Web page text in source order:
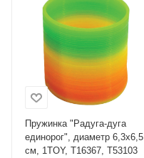
Пружинка "Радуга-дуга
единорог", диаметр 6,3х6,5
см, 1TOY, Т16367, Т53103